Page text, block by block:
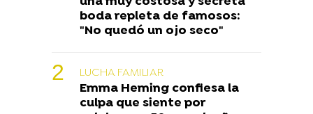
boda repleta de famosos:
"No quedó un ojo seco"
LUCHA FAMILIAR
Emma Heming confiesa la
culpa que siente por